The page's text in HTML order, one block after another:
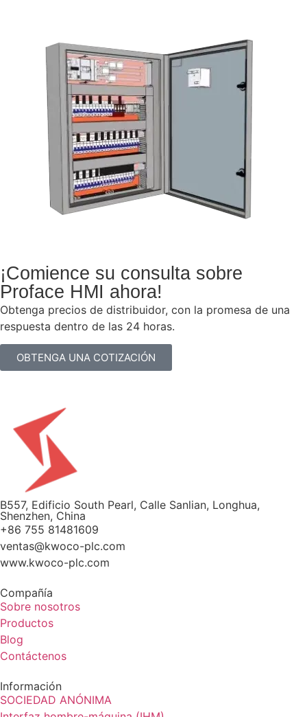
¡Comience su consulta sobre
Proface HMI ahora!
Obtenga precios de distribuidor, con la promesa de una
respuesta dentro de las 24 horas.
OBTENGA UNA COTIZACIÓN
B557, Edificio South Pearl, Calle Sanlian, Longhua,
Shenzhen, China
+86 755 81481609
ventas@kwoco-plc.com
www.kwoco-plc.com
Compañía
Sobre nosotros
Productos
Blog
Contáctenos
Información
SOCIEDAD ANÓNIMA